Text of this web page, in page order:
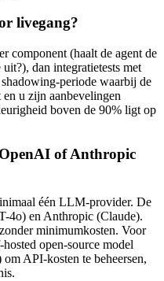
livegang?
component (haalt de agent de
dan integratietests met
periode waarbij de
u zijn aanbevelingen
boven de 90% ligt op
of Anthropic
één LLM-provider. De
4o) en Anthropic (Claude).
minimumkosten. Voor
open-source model
API-kosten te beheersen,